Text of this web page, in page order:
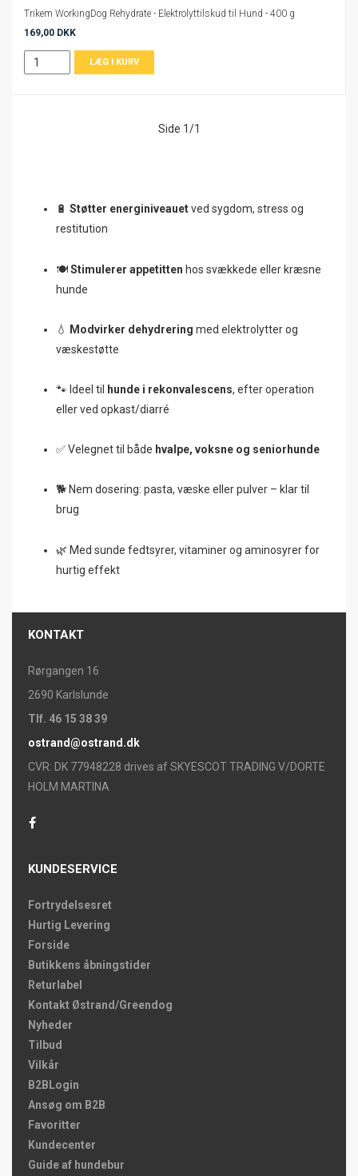
Trikem WorkingDog Rehydrate - Elektrolyttilskud til Hund - 400 g
169,00 DKK
Side 1/1
🔋 Støtter energiniveauetved sygdom, stress og
restitution
🍽️Stimulerer appetitten hos svækkede eller kræsne
hunde
💧 Modvirker dehydrering med elektrolytter og
væskestøtte
🐾 Ideel til hunde i rekonvalescens, efter operation
eller ved opkast/diarré
✅ Velegnet til både hvalpe, voksne og seniorhunde
🐕 Nem dosering: pasta, væske eller pulver – klar til
brug
🌿 Med sunde fedtsyrer, vitaminer og aminosyrer for
hurtig effekt
KONTAKT
Rørgangen 16
2690 Karlslunde
Tlf. 46 15 38 39
ostrand@ostrand.dk
CVR: DK 77948228 drives af SKYESCOT TRADING V/DORTE
HOLM MARTINA
KUNDESERVICE
Fortrydelsesret
Hurtig Levering
Forside
Butikkens åbningstider
Returlabel
Kontakt Østrand/Greendog
Nyheder
Tilbud
Vilkår
B2BLogin
Ansøg om B2B
Favoritter
Kundecenter
Guide af hundebur